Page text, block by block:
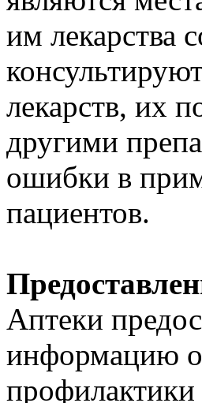
им лекарства
лекарств, их
другими
ошибки в
пациентов.
Аптеки
информацию о